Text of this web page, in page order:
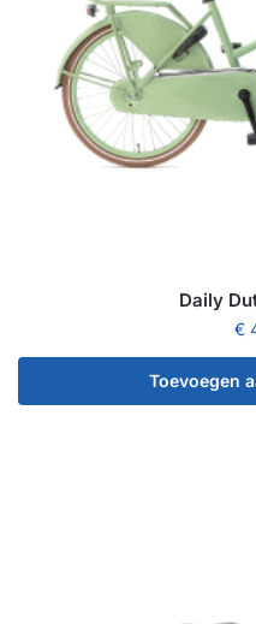
Daily
€
Toevoegen